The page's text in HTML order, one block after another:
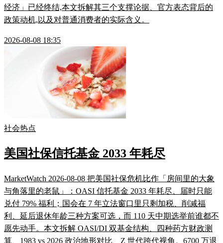
经济」已经终结,本文拆解其三个支撑论据、官方表态背后的
政策动机,以及对普通消费者的实际含义。
2026-08-08 18:35
社会热点
美国社保信托基金 2033 年耗尽
MarketWatch 2026-08-08 把美国社保危机比作「房间里的大象
与角落里的老鼠」：OASI 信托基金 2033 年耗尽、届时只能
兑付 79% 福利；国会在 7 年立法窗口里只剩加税、削减福
利、延后退休年龄三种方案可选，而 110 天中期选举前谁都不
愿先动手。本文拆解 OASI/DI 双基金结构、四种药方财政测
算、1983 vs 2026 政治地形对比、Z 世代跨代视角。6700 万退